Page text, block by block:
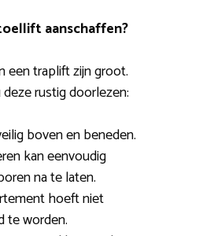
aanschaffen?
een traplift zijn groot.
rustig doorlezen:
boven en beneden.
kan eenvoudig
na te laten.
hoeft niet
te worden.